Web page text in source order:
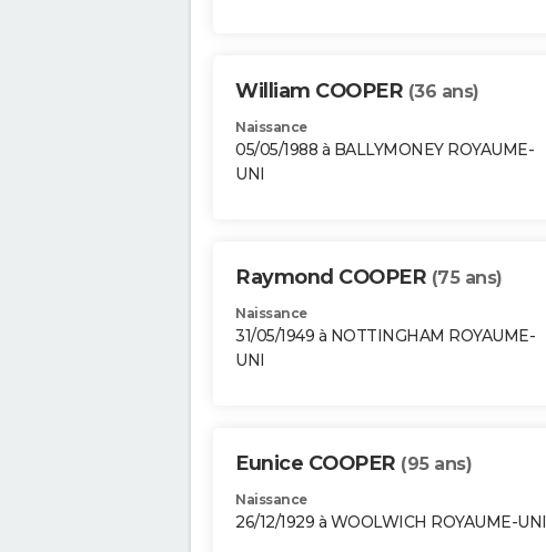
William COOPER (36 ans)
Naissance
05/05/1988 à BALLYMONEY ROYAUME-
UNI
Raymond COOPER (75 ans)
Naissance
31/05/1949 à NOTTINGHAM ROYAUME-
UNI
Eunice COOPER (95 ans)
Naissance
26/12/1929 à WOOLWICH ROYAUME-UNI